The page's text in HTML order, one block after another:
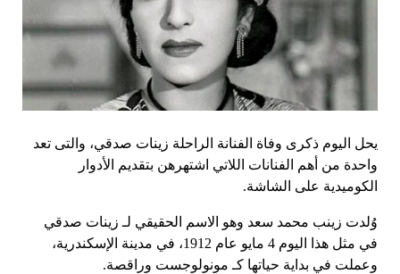
يحل اليوم ذكرى وفاة الفنانة الراحلة زينات صدقي، والتى تعد
واحدة من أهم الفنانات اللاتي اشتهرهن بتقديم الأدوار
الكوميدية على الشاشة.
وُلدت زينب محمد سعد وهو الاسم الحقيقي لـ زينات صدقي
في مثل هذا اليوم 4 مايو عام 1912، في مدينة الإسكندرية،
وعملت في بداية حياتها كـ مونولوجست وراقصة.